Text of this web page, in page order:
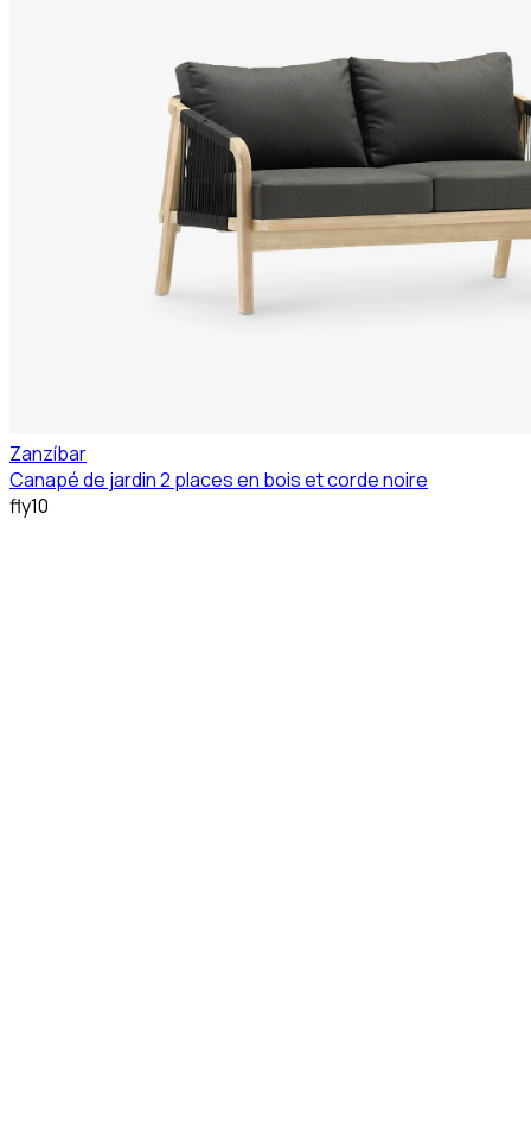
Zanzíbar
Canapé de jardin 2 places en bois et corde noire
fly10